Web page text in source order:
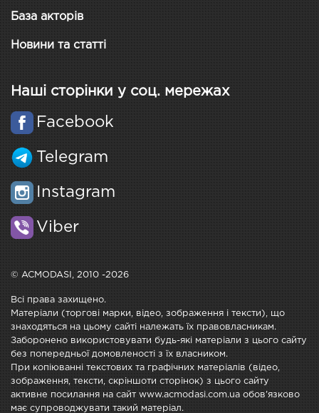
База акторів
Новини та статті
Наші сторінки у соц. мережах
Facebook
Telegram
Instagram
Viber
© ACMODASI, 2010 -2026
Всі права захищено.
Матеріали (торгові марки, відео, зображення і тексти), що
знаходяться на цьому сайті належать їх правовласникам.
Заборонено використовувати будь-які матеріали з цього сайту
без попередньої домовленості з їх власником.
При копіюванні текстових та графічних матеріалів (відео,
зображення, тексти, скріншоти сторінок) з цього сайту
активне посилання на сайт www.acmodasi.com.ua обов'язково
має супроводжувати такий матеріал.